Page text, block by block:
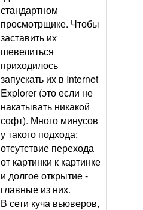
стандартном
просмотрщике. Чтобы
заставить их
шевелиться
приходилось
запускать их в Internet
Explorer (это если не
накатывать никакой
софт). Много минусов
у такого подхода:
отсутствие перехода
от картинки к картинке
и долгое открытие -
главные из них.
В сети куча вьюверов,